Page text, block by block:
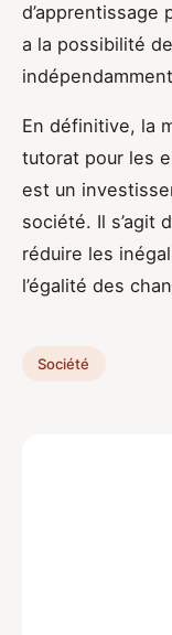
a la possibilité
En définitive, la
tutorat pour les
est un
société. Il s’agit
réduire les
l’égalité des
Société